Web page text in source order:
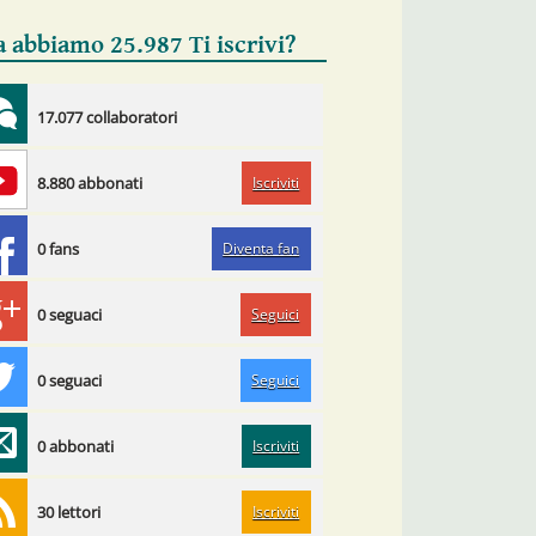
abbiamo 25.987 Ti iscrivi?
17.077 collaboratori
8.880 abbonati Iscriviti
0 fans Diventa fan
0 seguaci Seguici
0 seguaci Seguici
0 abbonati Iscriviti
30 lettori Iscriviti